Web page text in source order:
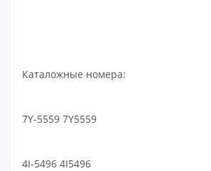
Каталожные номера:
7Y-5559 7Y5559
4I-5496 4I5496